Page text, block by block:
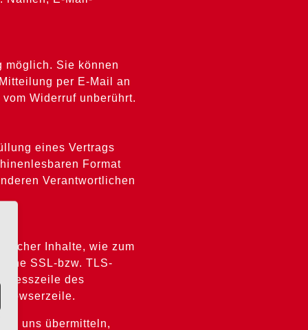
möglich. Sie können
per E-Mail an
Widerruf unberührt.
eines Vertrags
Format
Verantwortlichen
Inhalte, wie zum
SSL-bzw. TLS-
des
uns übermitteln,